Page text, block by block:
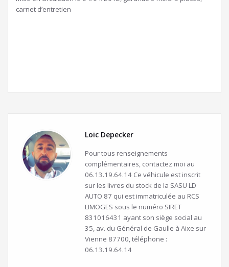
carnet d’entretien
Loic Depecker
Pour tous renseignements
complémentaires, contactez moi au
06.13.19.64.14 Ce véhicule est inscrit
sur les livres du stock de la SASU LD
AUTO 87 qui est immatriculée au RCS
LIMOGES sous le numéro SIRET
831016431 ayant son siège social au
35, av. du Général de Gaulle à Aixe sur
Vienne 87700, téléphone :
06.13.19.64.14